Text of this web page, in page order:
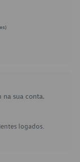
na sua conta.
logados.